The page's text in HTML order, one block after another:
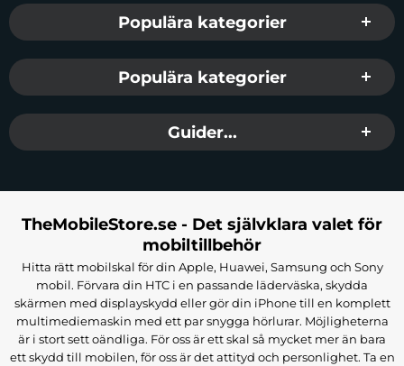
Populära kategorier
Populära kategorier
Guider...
TheMobileStore.se - Det självklara valet för
mobiltillbehör
Hitta rätt mobilskal för din Apple, Huawei, Samsung och Sony
mobil. Förvara din HTC i en passande läderväska, skydda
skärmen med displayskydd eller gör din iPhone till en komplett
multimediemaskin med ett par snygga hörlurar. Möjligheterna
är i stort sett oändliga. För oss är ett skal så mycket mer än bara
ett skydd till mobilen, för oss är det attityd och personlighet. Ta en